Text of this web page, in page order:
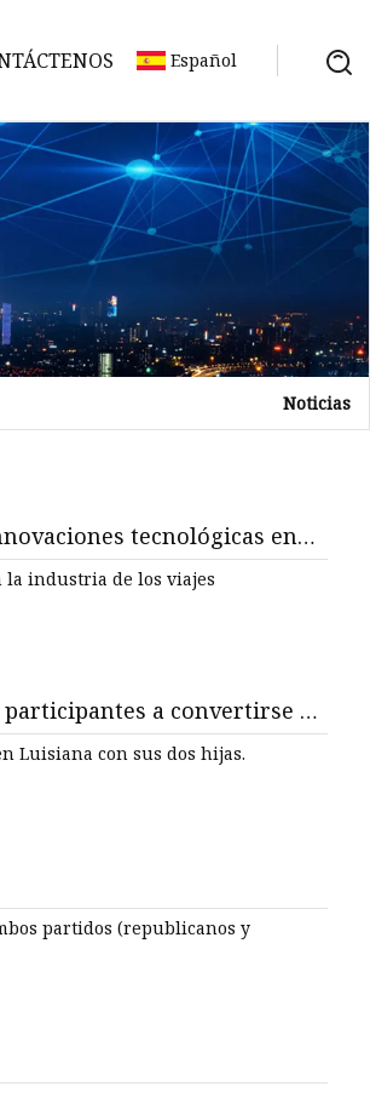
Español
Noticias
tecnológicas en
la industria de los viajes
a convertirse en
Luisiana con sus dos hijas.
partidos (republicanos y